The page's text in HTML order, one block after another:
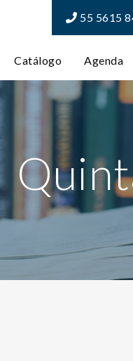
55 5615
Catálogo Agenda